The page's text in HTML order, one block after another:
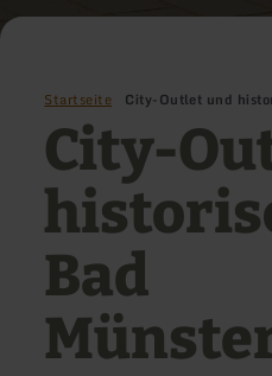
Startseite City-Outlet und
City-
Bad